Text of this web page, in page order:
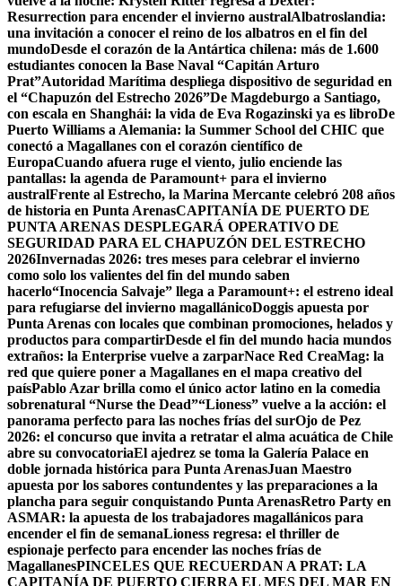
Resurrection para encender el invierno australAlbatroslandia:
una invitación a conocer el reino de los albatros en el fin del
mundoDesde el corazón de la Antártica chilena: más de 1.600
estudiantes conocen la Base Naval “Capitán Arturo
Prat”Autoridad Marítima despliega dispositivo de seguridad en
el “Chapuzón del Estrecho 2026”De Magdeburgo a Santiago,
con escala en Shanghái: la vida de Eva Rogazinski ya es libroDe
Puerto Williams a Alemania: la Summer School del CHIC que
conectó a Magallanes con el corazón científico de
EuropaCuando afuera ruge el viento, julio enciende las
pantallas: la agenda de Paramount+ para el invierno
australFrente al Estrecho, la Marina Mercante celebró 208 años
de historia en Punta ArenasCAPITANÍA DE PUERTO DE
PUNTA ARENAS DESPLEGARÁ OPERATIVO DE
SEGURIDAD PARA EL CHAPUZÓN DEL ESTRECHO
2026Invernadas 2026: tres meses para celebrar el invierno
como solo los valientes del fin del mundo saben
hacerlo“Inocencia Salvaje” llega a Paramount+: el estreno ideal
para refugiarse del invierno magallánicoDoggis apuesta por
Punta Arenas con locales que combinan promociones, helados y
productos para compartirDesde el fin del mundo hacia mundos
extraños: la Enterprise vuelve a zarparNace Red CreaMag: la
red que quiere poner a Magallanes en el mapa creativo del
paísPablo Azar brilla como el único actor latino en la comedia
sobrenatural “Nurse the Dead”“Lioness” vuelve a la acción: el
panorama perfecto para las noches frías del surOjo de Pez
2026: el concurso que invita a retratar el alma acuática de Chile
abre su convocatoriaEl ajedrez se toma la Galería Palace en
doble jornada histórica para Punta ArenasJuan Maestro
apuesta por los sabores contundentes y las preparaciones a la
plancha para seguir conquistando Punta ArenasRetro Party en
ASMAR: la apuesta de los trabajadores magallánicos para
encender el fin de semanaLioness regresa: el thriller de
espionaje perfecto para encender las noches frías de
MagallanesPINCELES QUE RECUERDAN A PRAT: LA
CAPITANÍA DE PUERTO CIERRA EL MES DEL MAR EN